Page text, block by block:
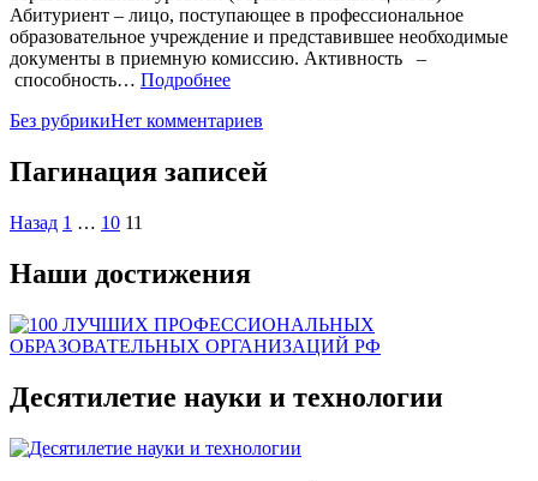
Абитуриент – лицо, поступающее в профессиональное
образовательное учреждение и представившее необходимые
документы в приемную комиссию. Активность –
способность… Подробнее
Без рубрикиНет комментариев
Пагинация записей
Назад 1 … 10 11
Наши достижения
Десятилетие науки и технологии